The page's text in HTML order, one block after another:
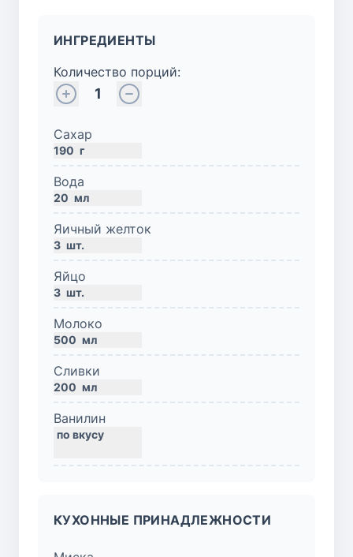
ИНГРЕДИЕНТЫ
Количество порций:
1
Сахар
190 г
Вода
20 мл
Яичный желток
3 шт.
Яйцо
3 шт.
Молоко
500 мл
Сливки
200 мл
Ванилин
КУХОННЫЕ ПРИНАДЛЕЖНОСТИ